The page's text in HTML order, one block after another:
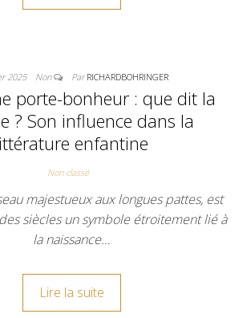
2025 Non ParRICHARDBOHRINGER
porte-bonheur : que dit la
? Son influence dans la
enfantine
Non classé
majestueux aux longues pattes, est
siècles un symbole étroitement lié à
la naissance…
Lire la suite